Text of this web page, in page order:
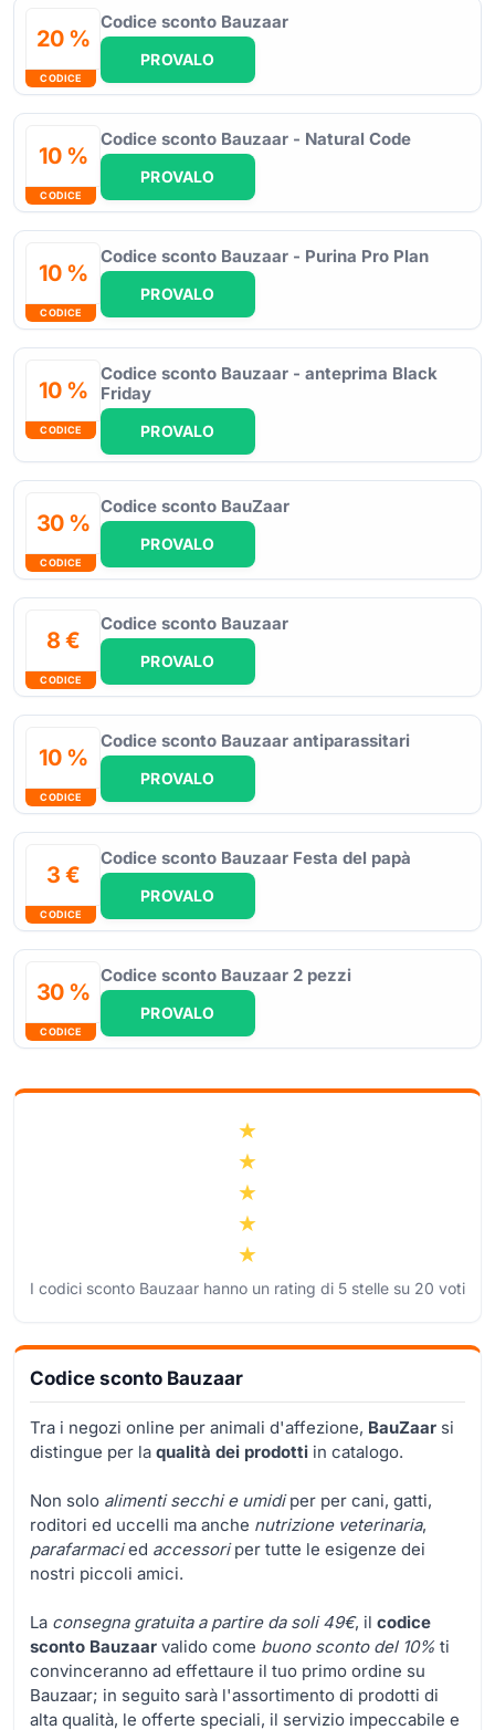
20 %
CODICE
Codice sconto Bauzaar
PROVALO
10 %
CODICE
Codice sconto Bauzaar - Natural Code
PROVALO
10 %
CODICE
Codice sconto Bauzaar - Purina Pro Plan
PROVALO
10 %
CODICE
Codice sconto Bauzaar - anteprima Black
Friday
PROVALO
30 %
CODICE
Codice sconto BauZaar
PROVALO
8 €
CODICE
Codice sconto Bauzaar
PROVALO
10 %
CODICE
Codice sconto Bauzaar antiparassitari
PROVALO
3 €
CODICE
Codice sconto Bauzaar Festa del papà
PROVALO
30 %
CODICE
Codice sconto Bauzaar 2 pezzi
PROVALO
I codici sconto Bauzaar hanno un rating di 5 stelle su 20 voti
Codice sconto Bauzaar
Tra i negozi online per animali d'affezione, BauZaar si
distingue per la qualità dei prodotti in catalogo.
Non solo alimenti secchi e umidiper per cani, gatti,
roditori ed uccelli ma anche nutrizione veterinaria,
parafarmacied accessoriper tutte le esigenze dei
nostri piccoli amici.
La consegna gratuita a partire da soli 49€, il codice
sconto Bauzaar valido come buono sconto del 10% ti
convinceranno ad effettaure il tuo primo ordine su
Bauzaar; in seguito sarà l'assortimento di prodotti di
alta qualità, le offerte speciali, il servizio impeccabile e